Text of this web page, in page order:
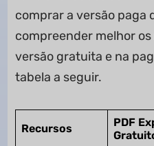
comprar a versão paga
compreender melhor
versão gratuita e na
tabela a seguir.
Recursos
PDF